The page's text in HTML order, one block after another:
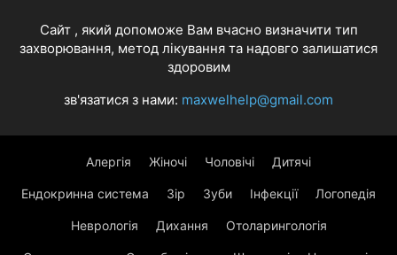
Cайт , який допоможе Вам вчасно визначити тип
захворювання, метод лікування та надовго залишатися
здоровим
зв'язатися з нами: maxwelhelp@gmail.com
Алергія Жіночі Чоловічі Дитячі
Ендокринна система Зір Зуби Інфекції Логопедія
Неврологія Дихання Отоларингологія